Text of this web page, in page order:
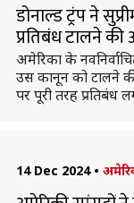
डोनाल्ड ट्रंप ने
प्रतिबंध टालने
अमेरिका के
उस कानून को टालने
पर पूरी तरह प्रतिबंध
14 Dec 2024 •